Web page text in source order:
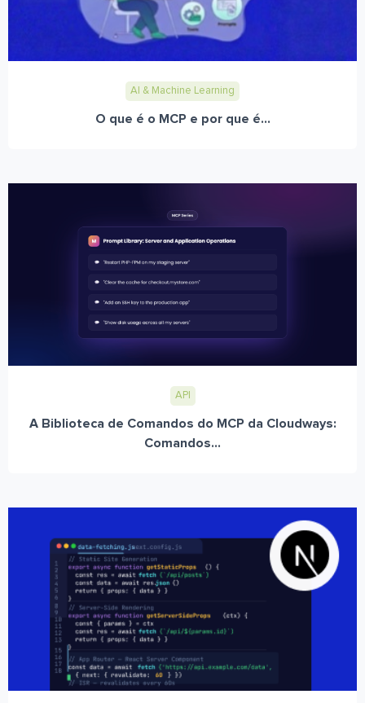
AI & Machine Learning
O que é o MCP e por que é...
API
A Biblioteca de Comandos do MCP da Cloudways:
Comandos...